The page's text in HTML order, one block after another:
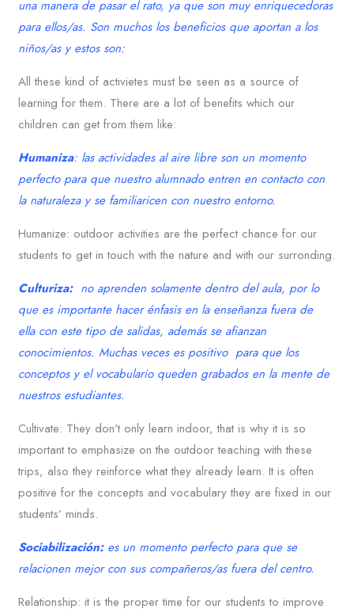
una manera de pasar el rato, ya que son muy enriquecedoras
para ellos/as. Son muchos los beneficios que aportan a los
niños/as y estos son:
All these kind of activietes must be seen as a source of
learning for them. There are a lot of benefits which our
children can get from them like:
Humaniza: las actividades al aire libre son un momento
perfecto para que nuestro alumnado entren en contacto con
la naturaleza y se familiaricen con nuestro entorno.
Humanize: outdoor activities are the perfect chance for our
students to get in touch with the nature and with our surronding.
Culturiza:no aprenden solamente dentro del aula, por lo
que es importante hacer énfasis en la enseñanza fuera de
ella con este tipo de salidas, además se afianzan
conocimientos. Muchas veces es positivo para que los
conceptos y el vocabulario queden grabados en la mente de
nuestros estudiantes.
Cultivate: They don’t only learn indoor, that is why it is so
important to emphasize on the outdoor teaching with these
trips, also they reinforce what they already learn. It is often
positive for the concepts and vocabulary they are fixed in our
students’ minds.
Sociabilización:es un momento perfecto para que se
relacionen mejor con sus compañeros/as fuera del centro.
Relationship: it is the proper time for our students to improve